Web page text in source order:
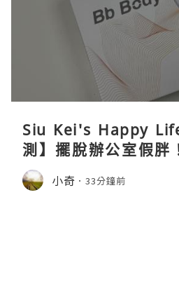
Siu Kei's Happy
測】擺脫辦公室假胖
一代72W高能超聲波
真實評價
小奇 33分鐘前